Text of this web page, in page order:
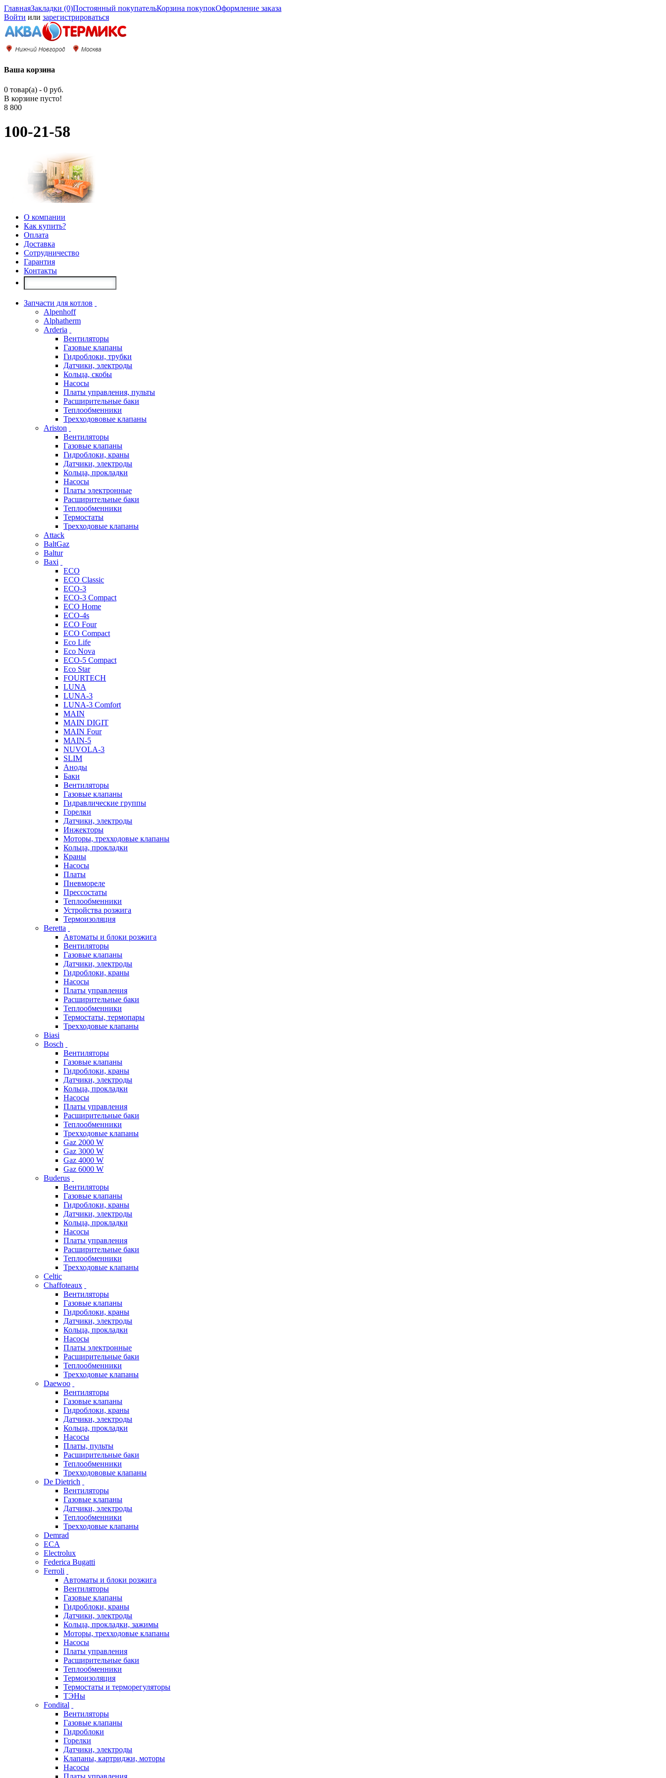
ГлавнаяЗакладки (0)Постоянный покупательКорзина покупокОформление заказа
Войти или зарегистрироваться
Ваша корзина
0 товар(а) - 0 руб.
В корзине пусто!
8 800
100-21-58
О компании
Как купить?
Оплата
Доставка
Сотрудничество
Гарантия
Контакты
Запчасти для котлов
Alpenhoff
Alphatherm
Arderia
Вентиляторы
Газовые клапаны
Гидроблоки, трубки
Датчики, электроды
Кольца, скобы
Насосы
Платы управления, пульты
Расширительные баки
Теплообменники
Трехходововые клапаны
Ariston
Вентиляторы
Газовые клапаны
Гидроблоки, краны
Датчики, электроды
Кольца, прокладки
Насосы
Платы электронные
Расширительные баки
Теплообменники
Термостаты
Трехходовые клапаны
Attack
BaltGaz
Baltur
Baxi
ECO
ECO Classic
ECO-3
ECO-3 Compact
ECO Home
ECO-4s
ECO Four
ECO Compact
Eco Life
Eco Nova
ECO-5 Compact
Eco Star
FOURTECH
LUNA
LUNA-3
LUNA-3 Comfort
MAIN
MAIN DIGIT
MAIN Four
MAIN-5
NUVOLA-3
SLIM
Аноды
Баки
Вентиляторы
Газовые клапаны
Гидравлические группы
Горелки
Датчики, электроды
Инжекторы
Моторы, трехходовые клапаны
Кольца, прокладки
Краны
Насосы
Платы
Пневмореле
Прессостаты
Теплообменники
Устройства розжига
Термоизоляция
Beretta
Автоматы и блоки розжига
Вентиляторы
Газовые клапаны
Датчики, электроды
Гидроблоки, краны
Насосы
Платы управления
Расширительные баки
Теплообменники
Термостаты, термопары
Трехходовые клапаны
Biasi
Bosch
Вентиляторы
Газовые клапаны
Гидроблоки, краны
Датчики, электроды
Кольца, прокладки
Насосы
Платы управления
Расширительные баки
Теплообменники
Трехходовые клапаны
Gaz 2000 W
Gaz 3000 W
Gaz 4000 W
Gaz 6000 W
Buderus
Вентиляторы
Газовые клапаны
Гидроблоки, краны
Датчики, электроды
Кольца, прокладки
Насосы
Платы управления
Расширительные баки
Теплообменники
Трехходовые клапаны
Celtic
Chaffoteaux
Вентиляторы
Газовые клапаны
Гидроблоки, краны
Датчики, электроды
Кольца, прокладки
Насосы
Платы электронные
Расширительные баки
Теплообменники
Трехходовые клапаны
Daewoo
Вентиляторы
Газовые клапаны
Гидроблоки, краны
Датчики, электроды
Кольца, прокладки
Насосы
Платы, пульты
Расширительные баки
Теплообменники
Трехходововые клапаны
De Dietrich
Вентиляторы
Газовые клапаны
Датчики, электроды
Теплообменники
Трехходовые клапаны
Demrad
ECA
Electrolux
Federica Bugatti
Ferroli
Автоматы и блоки розжига
Вентиляторы
Газовые клапаны
Гидроблоки, краны
Датчики, электроды
Кольца, прокладки, зажимы
Моторы, трехходовые клапаны
Насосы
Платы управления
Расширительные баки
Теплообменники
Термоизоляция
Термостаты и терморегуляторы
ТЭНы
Fondital
Вентиляторы
Газовые клапаны
Гидроблоки
Горелки
Датчики, электроды
Клапаны, картриджи, моторы
Насосы